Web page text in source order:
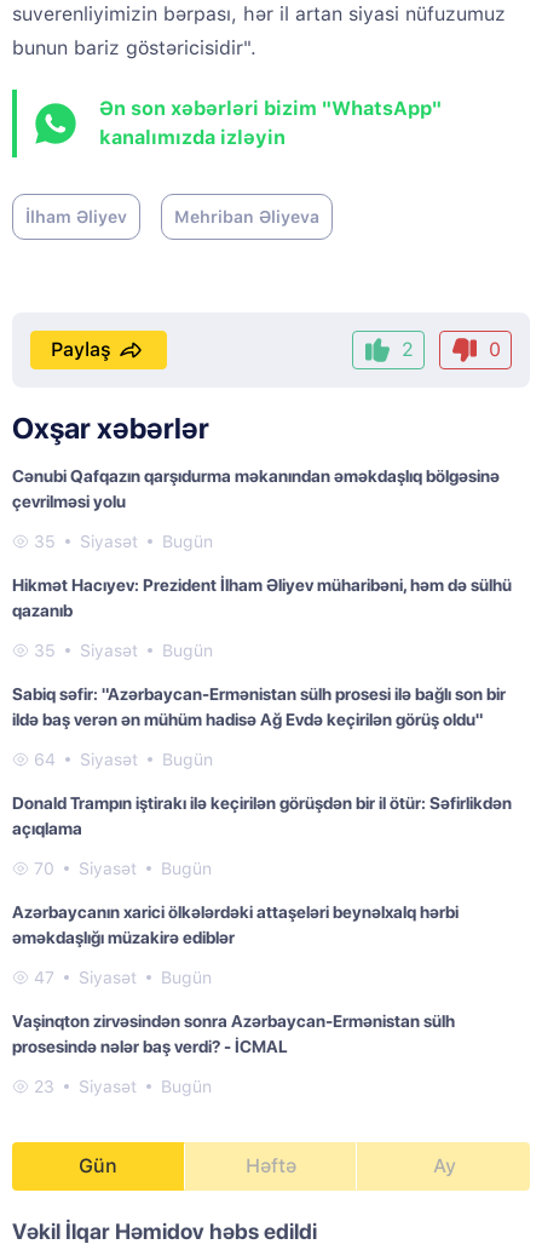
suverenliyimizin bərpası, hər il artan siyasi nüfuzumuz
bunun bariz göstəricisidir".
Ən son xəbərləri bizim "WhatsApp"
kanalımızda izləyin
İlham Əliyev Mehriban Əliyeva
2 0
Paylaş
Oxşar xəbərlər
Cənubi Qafqazın qarşıdurma məkanından əməkdaşlıq bölgəsinə
çevrilməsi yolu
35 Siyasət Bugün
Hikmət Hacıyev: Prezident İlham Əliyev müharibəni, həm də sülhü
qazanıb
35 Siyasət Bugün
Sabiq səfir: "Azərbaycan-Ermənistan sülh prosesi ilə bağlı son bir
ildə baş verən ən mühüm hadisə Ağ Evdə keçirilən görüş oldu"
64 Siyasət Bugün
Donald Trampın iştirakı ilə keçirilən görüşdən bir il ötür: Səfirlikdən
açıqlama
70 Siyasət Bugün
Azərbaycanın xarici ölkələrdəki attaşeləri beynəlxalq hərbi
əməkdaşlığı müzakirə ediblər
47 Siyasət Bugün
Vaşinqton zirvəsindən sonra Azərbaycan-Ermənistan sülh
prosesində nələr baş verdi? - İCMAL
23 Siyasət Bugün
Gün Həftə Ay
Vəkil İlqar Həmidov həbs edildi